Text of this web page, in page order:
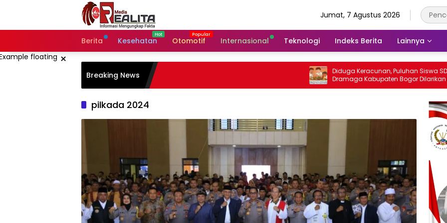
Jumat, 7 Agustus 2026
Berita Kesehatan Otomotif Internasional Teknologi Indeks Berita Lainnya
×
Breaking News
Diduga Keracunan, Puluhan Siswa SD di
Dramaga Kabupaten Bogor Dilarikan Ke
Puskesmas
pilkada 2024